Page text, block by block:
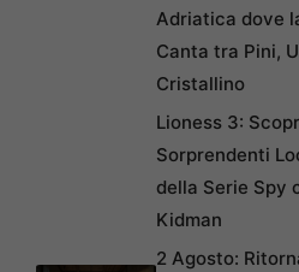
Adriatica dove
Canta tra Pini,
Cristallino
Lioness 3:
Sorprendenti
della Serie Spy
Kidman
2 Agosto: